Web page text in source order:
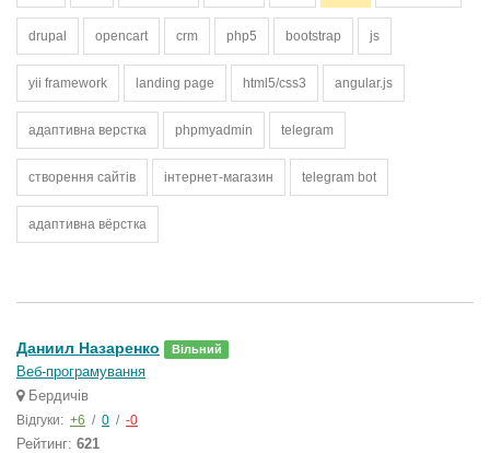
drupal opencart crm php5 bootstrap js
yii framework landing page html5/css3 angular.js
адаптивна верстка phpmyadmin telegram
створення сайтів інтернет-магазин telegram bot
адаптивна вёрстка
Даниил Назаренко Вільний
Веб-програмування
Бердичів
Відгуки: +6 / 0 / -0
Рейтинг: 621